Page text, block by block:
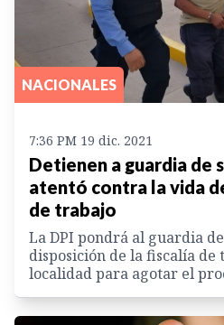
NACIONALES
7:36 PM 19 dic. 2021
Detienen a guardia de
atentó contra la vida
de trabajo
La DPI pondrá al guardia
disposición de la fiscalía de
localidad para agotar el